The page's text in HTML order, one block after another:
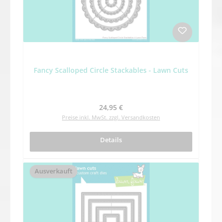
Fancy Scalloped Circle Stackables - Lawn Cuts
Regulärer Preis:
24,95 €
Preise inkl. MwSt. zzgl. Versandkosten
Details
Ausverkauft